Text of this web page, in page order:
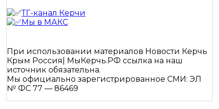
ТГ-канал Керчи
Мы в МАКС
При использовании материалов Новости Керчь
Крым Россия| МыКерчь.РФ ссылка на наш
источник обязательна.
Мы официально зарегистрированное СМИ: ЭЛ
№ ФС 77 — 86469